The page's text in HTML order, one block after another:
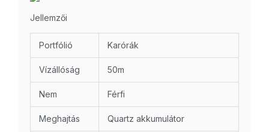
Jellemzői
Portfólió Karórák
Vízállóság 50m
Nem Férfi
Meghajtás Quartz akkumulátor